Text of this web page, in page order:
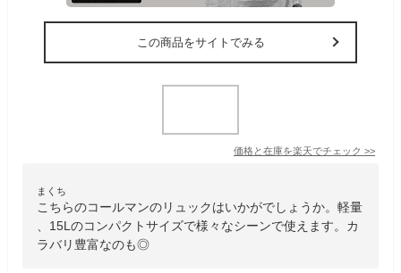
この商品をサイトでみる
価格と在庫を楽天でチェック >>
まくち
こちらのコールマンのリュックはいかがでしょうか。軽量
、15Lのコンパクトサイズで様々なシーンで使えます。カ
ラバリ豊富なのも◎